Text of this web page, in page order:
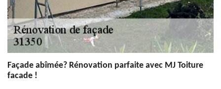
Façade abîmée? Rénovation parfaite avec MJ Toiture
facade !